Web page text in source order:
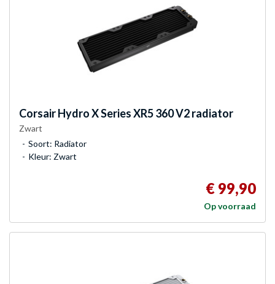
CorsairHydro X Series XR5 360 V2 radiator
Zwart
Soort: Radiator
Kleur: Zwart
€ 99,90
Op voorraad